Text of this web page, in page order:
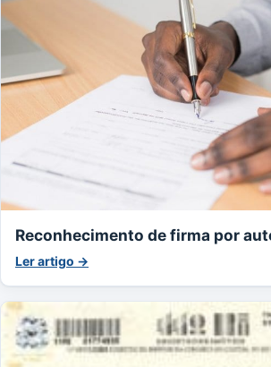
Reconhecimento de firma por
Ler artigo →